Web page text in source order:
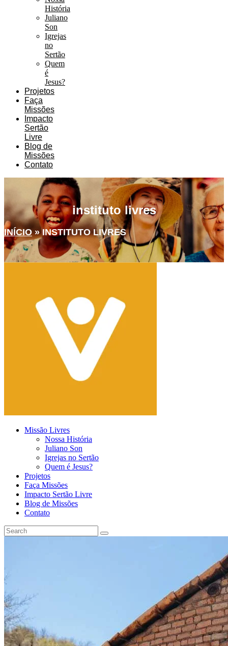
História
Juliano
Son
Igrejas
no
Sertão
Quem
é
Jesus?
Projetos
Faça
Missões
Impacto
Sertão
Livre
Blog de
Missões
Contato
instituto livres
INÍCIO»INSTITUTO LIVRES
Missão Livres
Nossa História
Juliano Son
Igrejas no Sertão
Quem é Jesus?
Projetos
Faça Missões
Impacto Sertão Livre
Blog de Missões
Contato